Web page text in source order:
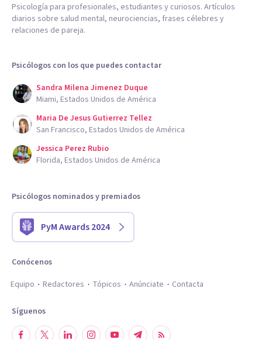
Psicología para profesionales, estudiantes y curiosos. Artículos
diarios sobre salud mental, neurociencias, frases célebres y
relaciones de pareja.
Psicólogos con los que puedes contactar
Sandra Milena Jimenez Duque
Miami, Estados Unidos de América
Maria De Jesus Gutierrez Tellez
San Francisco, Estados Unidos de América
Jessica Perez Rubio
Florida, Estados Unidos de América
Psicólogos nominados y premiados
PyM Awards 2024
Conócenos
Equipo
Redactores Tópicos Anúnciate Contacta
Síguenos